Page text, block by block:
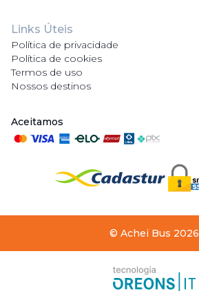
Links Úteis
Política de privacidade
Política de cookies
Termos de uso
Nossos destinos
Aceitamos
© Achei Bus 2026